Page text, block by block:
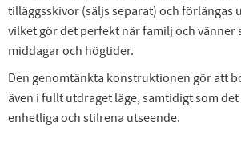
tilläggsskivor (säljs separat) och förlängas
vilket gör det perfekt när familj och vänner
middagar och högtider.
Den genomtänkta konstruktionen gör att
även i fullt utdraget läge, samtidigt som
enhetliga och stilrena utseende.